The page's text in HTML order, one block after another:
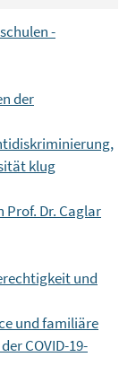
-
der
klug
Prof. Dr. Caglar
und
und familiäre
COVID-19-